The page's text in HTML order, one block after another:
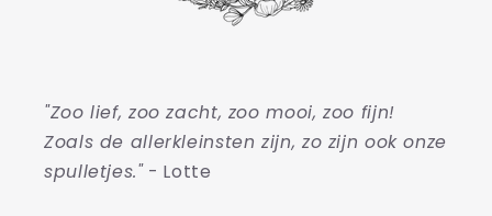
"Zoo lief, zoo zacht, zoo mooi, zoo fijn!
Zoals de allerkleinsten zijn, zo zijn ook onze
spulletjes."- Lotte